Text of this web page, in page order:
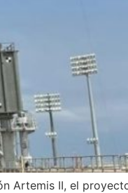
Artemis II, el